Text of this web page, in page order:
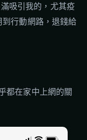
吸引我的，尤其疫
行動網路，退錢給
都在家中上網的關